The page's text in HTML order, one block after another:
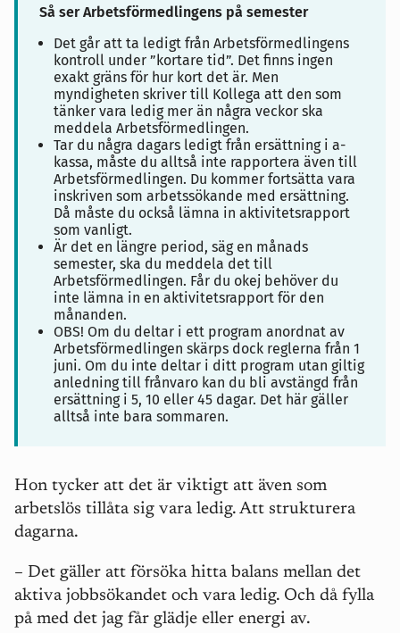
Så ser Arbetsförmedlingens på semester
Det går att ta ledigt från Arbetsförmedlingens
kontroll under ”kortare tid”. Det finns ingen
exakt gräns för hur kort det är. Men
myndigheten skriver till Kollega att den som
tänker vara ledig mer än några veckor ska
meddela Arbetsförmedlingen.
Tar du några dagars ledigt från ersättning i a-
kassa, måste du alltså inte rapportera även till
Arbetsförmedlingen. Du kommer fortsätta vara
inskriven som arbetssökande med ersättning.
Då måste du också lämna in aktivitetsrapport
som vanligt.
Är det en längre period, säg en månads
semester, ska du meddela det till
Arbetsförmedlingen. Får du okej behöver du
inte lämna in en aktivitetsrapport för den
månanden.
OBS! Om du deltar i ett program anordnat av
Arbetsförmedlingen skärps dock reglerna från 1
juni. Om du inte deltar i ditt program utan giltig
anledning till frånvaro kan du bli avstängd från
ersättning i 5, 10 eller 45 dagar. Det här gäller
alltså inte bara sommaren.
Hon tycker att det är viktigt att även som
arbetslös tillåta sig vara ledig. Att strukturera
dagarna.
– Det gäller att försöka hitta balans mellan det
aktiva jobbsökandet och vara ledig. Och då fylla
på med det jag får glädje eller energi av.